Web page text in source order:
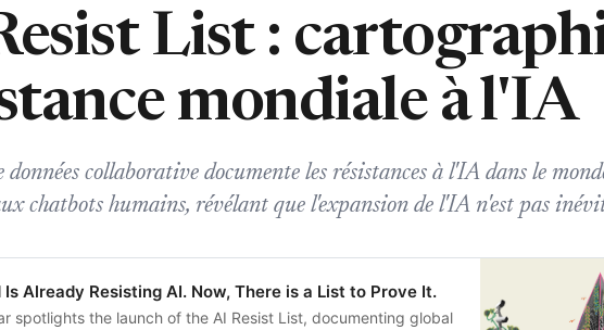
List :
mondiale à l'IA
données collaborative documente les résistances à l'IA dans le
chatbots humains, révélant que l'expansion de l'IA n'est pas
Is Already Resisting AI. Now, There is a List to Prove It.
spotlights the launch of the AI Resist List, documenting global